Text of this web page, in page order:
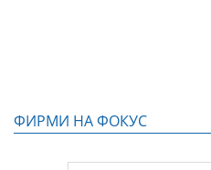
ФИРМИ НА ФОКУС